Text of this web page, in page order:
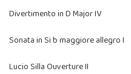
Divertimento in D Major IV
Sonata in Si b maggiore allegro I
Lucio Silla Ouverture II